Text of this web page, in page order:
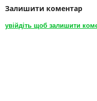
Залишити коментар
увійдіть щоб залишити